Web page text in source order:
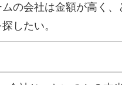
ムの会社は金額が高く
したい。